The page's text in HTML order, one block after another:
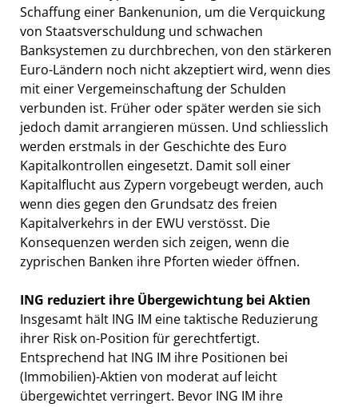
Schaffung einer Bankenunion, um die Verquickung
von Staatsverschuldung und schwachen
Banksystemen zu durchbrechen, von den stärkeren
Euro-Ländern noch nicht akzeptiert wird, wenn dies
mit einer Vergemeinschaftung der Schulden
verbunden ist. Früher oder später werden sie sich
jedoch damit arrangieren müssen. Und schliesslich
werden erstmals in der Geschichte des Euro
Kapitalkontrollen eingesetzt. Damit soll einer
Kapitalflucht aus Zypern vorgebeugt werden, auch
wenn dies gegen den Grundsatz des freien
Kapitalverkehrs in der EWU verstösst. Die
Konsequenzen werden sich zeigen, wenn die
zyprischen Banken ihre Pforten wieder öffnen.
ING reduziert ihre Übergewichtung bei Aktien
Insgesamt hält ING IM eine taktische Reduzierung
ihrer Risk on-Position für gerechtfertigt.
Entsprechend hat ING IM ihre Positionen bei
(Immobilien)-Aktien von moderat auf leicht
übergewichtet verringert. Bevor ING IM ihre